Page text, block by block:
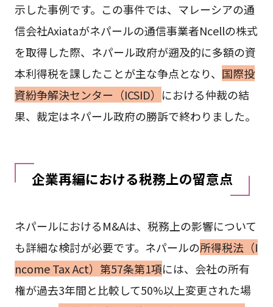
示した事例です。この事件では、マレーシアの通
信会社Axiataがネパールの通信事業者Ncellの株式
を取得した際、ネパール政府が遡及的に多額の資
本利得税を課したことが主な争点となり、 国際投
資紛争解決センター（ICSID） における仲裁の結
果、裁定はネパール政府の勝訴で終わりました。
企業再編における税務上の留意点
ネパールにおけるM&Aは、税務上の影響について
も詳細な検討が必要です。ネパールの所得税法（I
ncome Tax Act）第57条第1項には、会社の所有
権が過去3年間と比較して50%以上変更された場